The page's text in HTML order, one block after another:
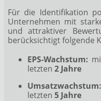
Für die Identifikation
Unternehmen mit
und attraktiver
berücksichtigt folgende
EPS-Wachstum:
letzten 2 Jahre
Umsatzwachstum:
letzten 5 Jahre